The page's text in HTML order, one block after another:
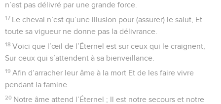
n’est pas délivré par une grande force.
17 Le cheval n’est qu’une illusion pour (assurer) le salut, Et
toute sa vigueur ne donne pas la délivrance.
18 Voici que l’œil de l’Éternel est sur ceux qui le craignent,
Sur ceux qui s’attendent à sa bienveillance.
19 Afin d’arracher leur âme à la mort Et de les faire vivre
pendant la famine.
20 Notre âme attend l’Éternel ; Il est notre secours et notre